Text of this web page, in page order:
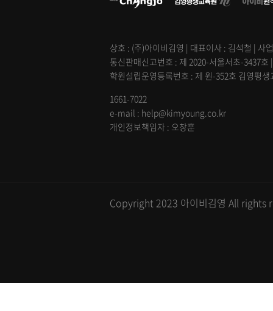
상호 : (주)아이비김영 | 대표이사 : 김석철 | 사
통신판매신고번호 : 제 2020-서울서초-3437
학원설립운영등록번호 : 제 원-352호 김영평
1661-7022
e-mail : help@kimyoung.co.kr
개인정보책임자 : 오창훈
Copyright 2023 아이비김영 All rights